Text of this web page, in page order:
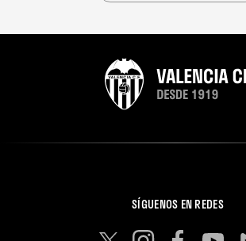
SÍGUENOS EN REDES